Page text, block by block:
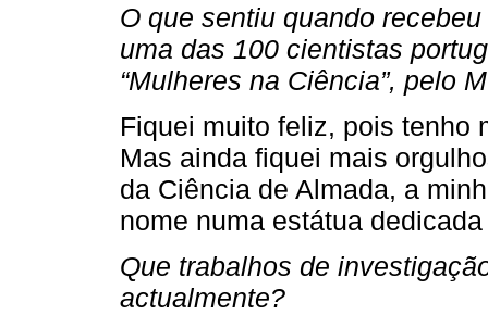
O que sentiu quando
uma das 100 cientistas
“Mulheres na Ciência”, pelo
Fiquei muito feliz, pois tenho
Mas ainda fiquei mais
da Ciência de Almada, a
nome numa estátua
Que trabalhos de
actualmente?